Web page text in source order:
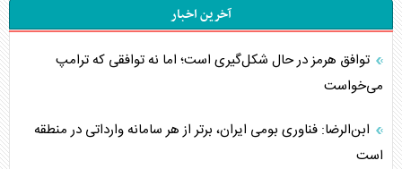
آخرین اخبار
توافق هرمز در حال شکل‌گیری است؛ اما نه توافقی که ترامپ
می‌خواست
ابن‌الرضا: فناوری بومی ایران، برتر از هر سامانه وارداتی در منطقه
است